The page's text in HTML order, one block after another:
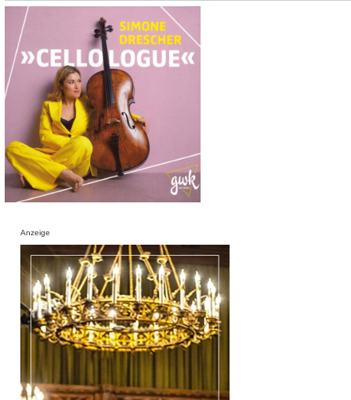
Anzeige